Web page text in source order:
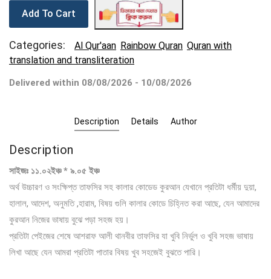
Add To Cart
Categories: Al Qur'aan Rainbow Quran Quran with
translation and transliteration
Delivered within 08/08/2026 - 10/08/2026
Description Details Author
Description
সাইজঃ ১১.০২ইঞ্চ * ৯.০৫ ইঞ্চ
অর্থ উচ্চারণ ও সংক্ষিপ্ত তাফসির সহ কালার কোডেড কুরআন যেখানে প্রতিটা ধর্মীয় দুয়া,
হালাল, আদেশ, অনুমতি ,হারাম, বিষয় গুলি কালার কোডে চিহ্নিত করা আছে, যেন আমাদের
কুরআন নিজের ভাষায় বুঝে পড়া সহজ হয়।
প্রতিটা পেইজের শেষে আশরাফ আলী থানবীর তাফসির যা খুবি নির্ভুল ও খুবি সহজ ভাষায়
লিখা আছে যেন আমরা প্রতিটা পাতার বিষয় খুব সহজেই বুঝতে পারি।